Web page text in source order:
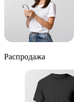
Распродажа